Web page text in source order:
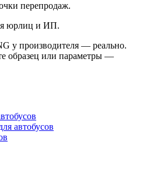
перепродаж.
юрлиц и ИП.
у производителя — реально.
образец или параметры —
автобусов